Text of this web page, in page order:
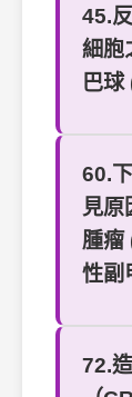
45.
細胞
巴
60.
見
腫瘤
性副
72.